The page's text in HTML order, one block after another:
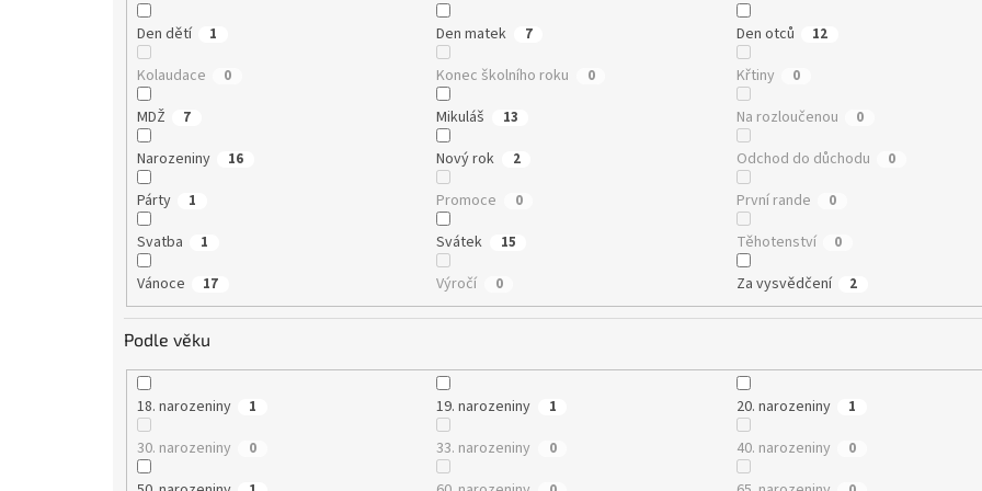
Den dětí 1 Den matek 7 Den otců 12
Kolaudace 0 Konec školního roku 0 Křtiny 0
MDŽ 7 Mikuláš 13 Na rozloučenou 0
Narozeniny 16 Nový rok 2 Odchod do důchodu 0
Párty 1 Promoce 0 První rande 0
Svatba 1 Svátek 15 Těhotenství 0
Vánoce 17 Výročí 0 Za vysvědčení 2
Podle věku
18. narozeniny 1 19. narozeniny 1 20. narozeniny 1
30. narozeniny 0 33. narozeniny 0 40. narozeniny 0